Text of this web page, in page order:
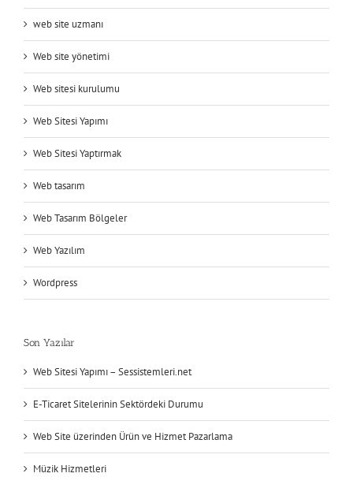
web site uzmanı
Web site yönetimi
Web sitesi kurulumu
Web Sitesi Yapımı
Web Sitesi Yaptırmak
Web tasarım
Web Tasarım Bölgeler
Web Yazılım
Wordpress
Son Yazılar
Web Sitesi Yapımı – Sessistemleri.net
E-Ticaret Sitelerinin Sektördeki Durumu
Web Site üzerinden Ürün ve Hizmet Pazarlama
Müzik Hizmetleri